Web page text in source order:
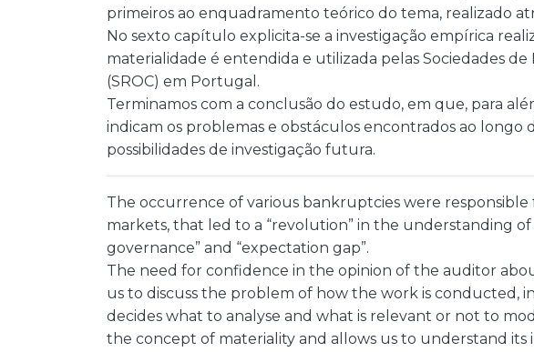
primeiros ao enquadramento teórico do tema, realizado
No sexto capítulo explicita-se a investigação empírica
materialidade é entendida e utilizada pelas Sociedades de
(SROC) em Portugal.
Terminamos com a conclusão do estudo, em que, para
indicam os problemas e obstáculos encontrados ao longo
possibilidades de investigação futura.
The occurrence of various bankruptcies were responsible
markets, that led to a “revolution” in the understanding of
governance” and “expectation gap”.
The need for confidence in the opinion of the auditor
us to discuss the problem of how the work is conducted,
decides what to analyse and what is relevant or not to
the concept of materiality and allows us to understand its